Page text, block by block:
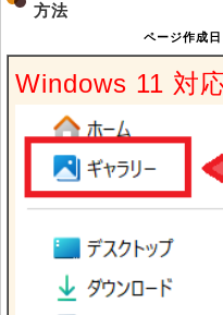
方法
ページ作成
Windows 11 対